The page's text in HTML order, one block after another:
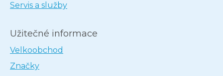
Servis a služby
Užitečné informace
Velkoobchod
Značky